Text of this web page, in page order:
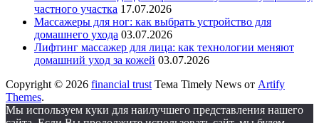
частного участка 17.07.2026
Массажеры для ног: как выбрать устройство для
домашнего ухода 03.07.2026
Лифтинг массажер для лица: как технологии меняют
домашний уход за кожей 03.07.2026
Copyright © 2026 financial trust Тема Timely News от Artify
Themes.
Мы используем куки для наилучшего представления нашего